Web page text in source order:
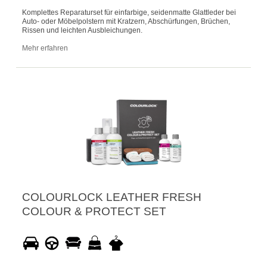
Komplettes Reparaturset für einfarbige, seidenmatte Glattleder bei
Auto- oder Möbelpolstern mit Kratzern, Abschürfungen, Brüchen,
Rissen und leichten Ausbleichungen.
Mehr erfahren
COLOURLOCK LEATHER FRESH
COLOUR & PROTECT SET